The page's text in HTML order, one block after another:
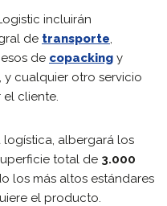
incluirán
de transporte,
de copacking y
y cualquier otro servicio
cliente.
albergará los
total de 3.000
los más altos estándares
el producto.